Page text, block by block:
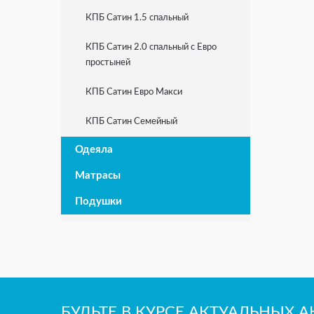
КПБ Сатин 1.5 спальный
КПБ Сатин 2.0 спальный с Евро
простыней
КПБ Сатин Евро Макси
КПБ Сатин Семейный
Одеяла
Матрасы
Подушки